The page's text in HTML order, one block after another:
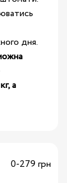
дня.
а
0-279 грн